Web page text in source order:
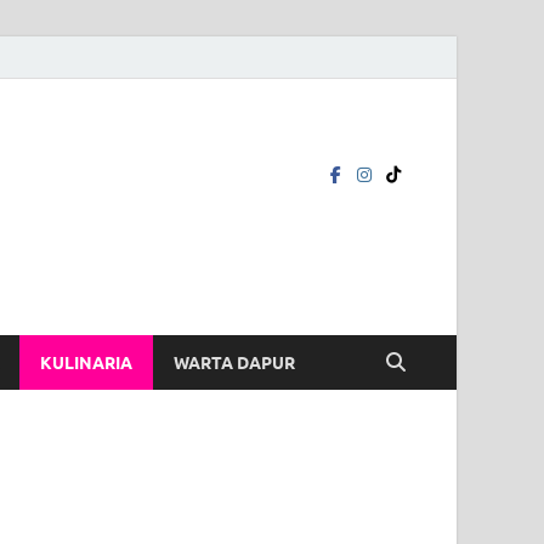
KULINARIA WARTA DAPUR